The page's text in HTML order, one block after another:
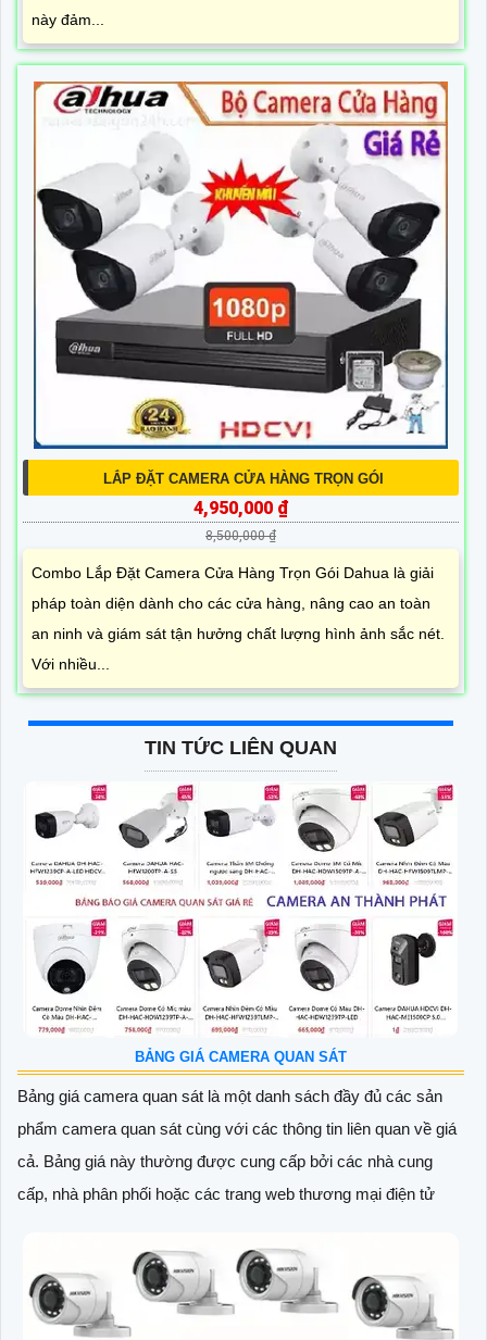
này đảm...
LẮP ĐẶT CAMERA CỬA HÀNG TRỌN GÓI
4,950,000 ₫
8,500,000 ₫
Combo Lắp Đặt Camera Cửa Hàng Trọn Gói Dahua là giải
pháp toàn diện dành cho các cửa hàng, nâng cao an toàn
an ninh và giám sát tận hưởng chất lượng hình ảnh sắc nét.
Với nhiều...
TIN TỨC LIÊN QUAN
BẢNG GIÁ CAMERA QUAN SÁT
Bảng giá camera quan sát là một danh sách đầy đủ các sản
phẩm camera quan sát cùng với các thông tin liên quan về giá
cả. Bảng giá này thường được cung cấp bởi các nhà cung
cấp, nhà phân phối hoặc các trang web thương mại điện tử